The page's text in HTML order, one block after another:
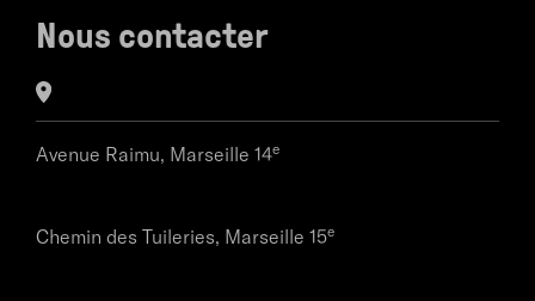
Nous contacter
Avenue Raimu, Marseille 14e
Chemin des Tuileries, Marseille 15e